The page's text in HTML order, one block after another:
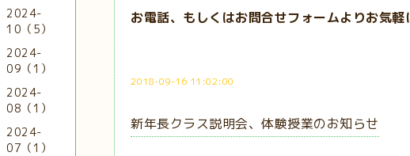
お電話、もしくはお問合せフォームよりお気軽
2018-09-16 11:02:00
新年長クラス説明会、体験授業のお知らせ
2024-
10（5）
2024-
09（1）
2024-
08（1）
2024-
07（1）